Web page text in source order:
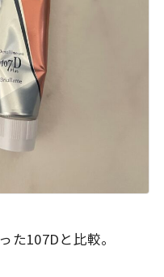
た107Dと比較。